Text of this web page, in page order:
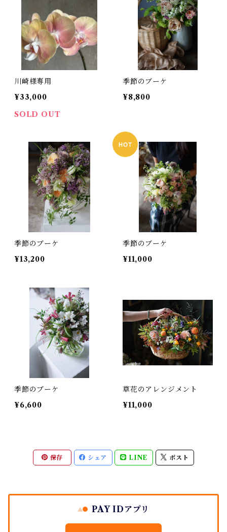
川崎様専用
¥33,000
SOLD OUT
季節のブーケ
¥8,800
季節のブーケ
¥13,200
季節のブーケ
¥11,000
季節のブーケ
¥6,600
草花のアレンジメント
¥11,000
保存 シェア LINE ポスト
PAY IDアプリ